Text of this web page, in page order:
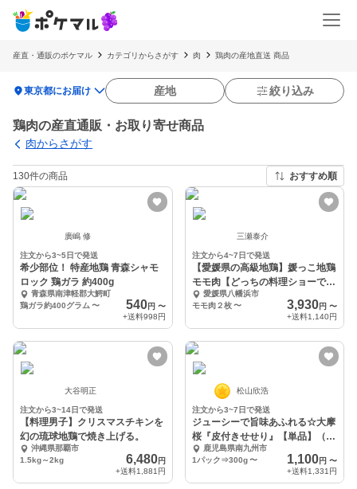
産直・通販のポケマル カテゴリからさがす 肉 鶏肉の産地直送 商品
location_on東京都にお届け 産地 絞り込み
鶏肉の産直通販・お取り寄せ商品
肉からさがす
130件の商品 おすすめ順
廣嶋 修
注文から3~5日で発送
希少部位！ 特産地鶏 青森シャモ
ロック 鶏ガラ 約400g
青森県南津軽郡大鰐町
鶏ガラ約400グラム 〜 540円 〜
+送料998円
三瀬泰介
注文から4~7日で発送
【愛媛県の高級地鶏】媛っこ地鶏
モモ肉【どっちの料理ショーで紹
介】愛媛県八幡浜市
モモ肉２枚 〜 3,930円 〜
+送料1,140円
大谷明正
注文から3~14日で発送
【料理男子】クリスマスチキンを
幻の琉球地鶏で焼き上げる。
沖縄県那覇市
1.5kg～2kg
6,480円
+送料1,881円
松山欣浩
注文から3~7日で発送
ジューシーで旨味あふれる☆大摩
桜『皮付きせせり』【単品】（冷
凍）鹿児島県南九州市
1パック⇒300g 〜 1,100円 〜
+送料1,331円